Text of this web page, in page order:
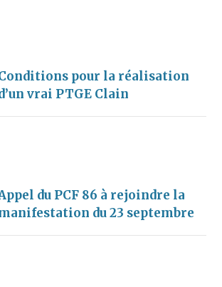
pour la réalisation
vrai PTGE Clain
du PCF 86 à rejoindre la
du 23 septembre